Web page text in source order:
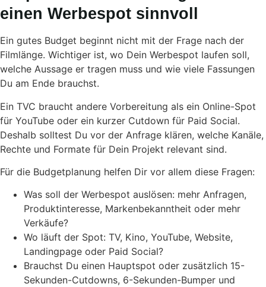
einen Werbespot sinnvoll
Ein gutes Budget beginnt nicht mit der Frage nach der
Film­länge. Wichtiger ist, wo Dein Werbespot laufen soll,
welche Aussage er tragen muss und wie viele Fassungen
Du am Ende brauchst.
Ein TVC braucht andere Vorbereitung als ein Online-Spot
für YouTube oder ein kurzer Cutdown für Paid Social.
Deshalb solltest Du vor der Anfrage klären, welche Kanäle,
Rechte und Formate für Dein Projekt relevant sind.
Für die Budgetplanung helfen Dir vor allem diese Fragen:
Was soll der Werbespot auslösen: mehr Anfragen,
Produktinteresse, Markenbekanntheit oder mehr
Verkäufe?
Wo läuft der Spot: TV, Kino, YouTube, Website,
Landingpage oder Paid Social?
Brauchst Du einen Hauptspot oder zusätzlich 15-
Sekunden-Cutdowns, 6-Sekunden-Bumper und